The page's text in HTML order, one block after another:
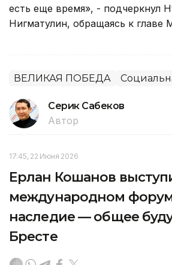
есть еще время», - подчеркнул
Нигматулин, обращаясь к главе
ВЕЛИКАЯ ПОБЕДА
Серик Сабеков
Автор
17:45, 22 Июня 2026
Ерлан Кошанов
международном
наследие — общее
Бресте